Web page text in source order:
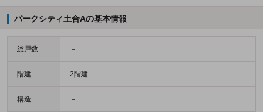
パークシティ土合Aの基本情報
総戸数 －
階建 2階建
構造 －